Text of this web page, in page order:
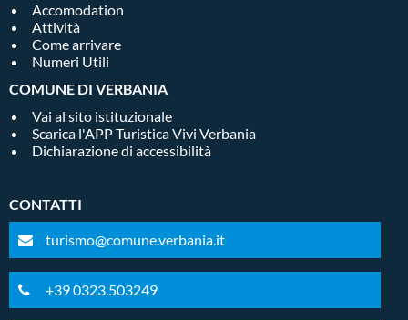
Accomodation
Attività
Come arrivare
Numeri Utili
COMUNE DI VERBANIA
Vai al sito istituzionale
Scarica l'APP Turistica Vivi Verbania
Dichiarazione di accessibilità
CONTATTI
turismo@comune.verbania.it
+39 0323.503249